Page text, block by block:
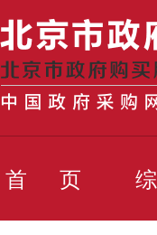
首 页